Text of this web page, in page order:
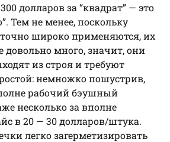
долларов за “квадрат” — это
Тем не менее, поскольку
широко применяются, их
довольно много, значит, они
из строя и требуют
немножко пошустрив,
рабочий бэушный
несколько за вполне
в 20 — 30 долларов/штука.
легко загерметизировать